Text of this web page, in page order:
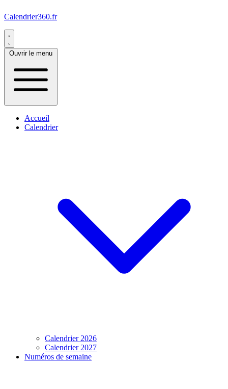
Calendrier360.fr
Ouvrir le menu
Accueil
Calendrier
Calendrier 2026
Calendrier 2027
Numéros de semaine